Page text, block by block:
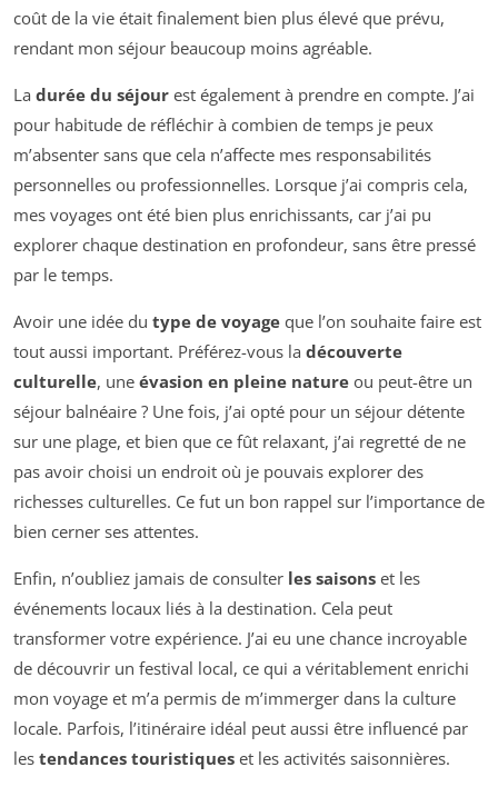
coût de la vie était finalement bien plus élevé que prévu,
rendant mon séjour beaucoup moins agréable.
La durée du séjour est également à prendre en compte. J’ai
pour habitude de réfléchir à combien de temps je peux
m’absenter sans que cela n’affecte mes responsabilités
personnelles ou professionnelles. Lorsque j’ai compris cela,
mes voyages ont été bien plus enrichissants, car j’ai pu
explorer chaque destination en profondeur, sans être pressé
par le temps.
Avoir une idée du type de voyage que l’on souhaite faire est
tout aussi important. Préférez-vous la découverte
culturelle, une évasion en pleine nature ou peut-être un
séjour balnéaire ? Une fois, j’ai opté pour un séjour détente
sur une plage, et bien que ce fût relaxant, j’ai regretté de ne
pas avoir choisi un endroit où je pouvais explorer des
richesses culturelles. Ce fut un bon rappel sur l’importance de
bien cerner ses attentes.
Enfin, n’oubliez jamais de consulter les saisons et les
événements locaux liés à la destination. Cela peut
transformer votre expérience. J’ai eu une chance incroyable
de découvrir un festival local, ce qui a véritablement enrichi
mon voyage et m’a permis de m’immerger dans la culture
locale. Parfois, l’itinéraire idéal peut aussi être influencé par
les tendances touristiques et les activités saisonnières.